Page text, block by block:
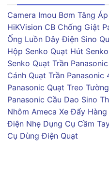
Camera Imou Bơm Tăng
HiKVision CB Chống Giật
Ống Luồn Dây Điện Sino
Hộp Senko Quạt Hút Senko
Senko Quạt Trần Panasonic
Cánh Quạt Trần Panasonic
Panasonic Quạt Treo
Panasonic Cầu Dao Sino
Nhôm Ameca Xe Đẩy Hàng
Điện Nhẹ Dụng Cụ Cầm
Cụ Dùng Điện Quạt